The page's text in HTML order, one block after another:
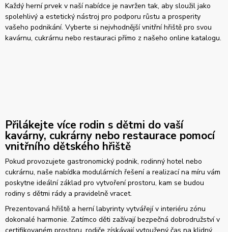
Každý herní prvek v naší nabídce je navržen tak, aby sloužil jako
spolehlivý a estetický nástroj pro podporu růstu a prosperity
vašeho podnikání. Vyberte si nejvhodnější vnitřní hřiště pro svou
kavárnu, cukrárnu nebo restauraci přímo z našeho online katalogu.
Přilákejte více rodin s dětmi do vaší
kavárny, cukrárny nebo restaurace pomocí
vnitřního dětského hřiště
Pokud provozujete gastronomický podnik, rodinný hotel nebo
cukrárnu, naše nabídka modulárních řešení a realizací na míru vám
poskytne ideální základ pro vytvoření prostoru, kam se budou
rodiny s dětmi rády a pravidelně vracet.
Prezentovaná hřiště a herní labyrinty vytvářejí v interiéru zónu
dokonalé harmonie. Zatímco děti zažívají bezpečná dobrodružství v